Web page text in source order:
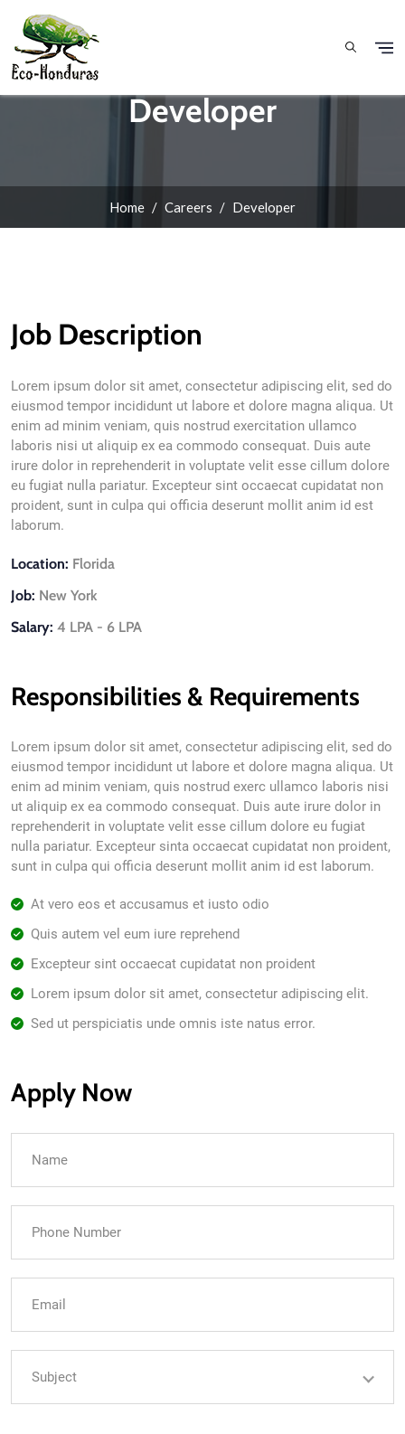
Developer
Home Careers Developer
Job Description
Lorem ipsum dolor sit amet, consectetur adipiscing elit, sed do
eiusmod tempor incididunt ut labore et dolore magna aliqua. Ut
enim ad minim veniam, quis nostrud exercitation ullamco
laboris nisi ut aliquip ex ea commodo consequat. Duis aute
irure dolor in reprehenderit in voluptate velit esse cillum dolore
eu fugiat nulla pariatur. Excepteur sint occaecat cupidatat non
proident, sunt in culpa qui officia deserunt mollit anim id est
laborum.
Location: Florida
Job: New York
Salary: 4 LPA - 6 LPA
Responsibilities & Requirements
Lorem ipsum dolor sit amet, consectetur adipiscing elit, sed do
eiusmod tempor incididunt ut labore et dolore magna aliqua. Ut
enim ad minim veniam, quis nostrud exerc ullamco laboris nisi
ut aliquip ex ea commodo consequat. Duis aute irure dolor in
reprehenderit in voluptate velit esse cillum dolore eu fugiat
nulla pariatur. Excepteur sinta occaecat cupidatat non proident,
sunt in culpa qui officia deserunt mollit anim id est laborum.
At vero eos et accusamus et iusto odio
Quis autem vel eum iure reprehend
Excepteur sint occaecat cupidatat non proident
Lorem ipsum dolor sit amet, consectetur adipiscing elit.
Sed ut perspiciatis unde omnis iste natus error.
Apply Now
Subject